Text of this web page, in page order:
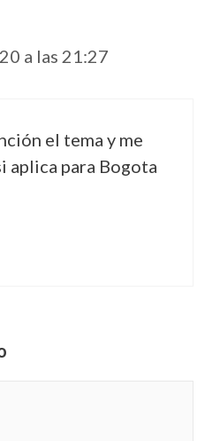
a las 21:27
el tema y me
aplica para Bogota